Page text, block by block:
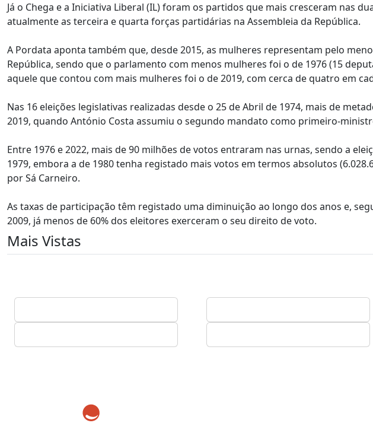
Já o Chega e a Iniciativa Liberal (IL) foram os partidos que mais cresceram nas
atualmente as terceira e quarta forças partidárias na Assembleia da República.
A Pordata aponta também que, desde 2015, as mulheres representam pelo
República, sendo que o parlamento com menos mulheres foi o de 1976 (15
aquele que contou com mais mulheres foi o de 2019, com cerca de quatro em
Nas 16 eleições legislativas realizadas desde o 25 de Abril de 1974, mais de
2019, quando António Costa assumiu o segundo mandato como primeiro-
Entre 1976 e 2022, mais de 90 milhões de votos entraram nas urnas, sendo a
1979, embora a de 1980 tenha registado mais votos em termos absolutos
por Sá Carneiro.
As taxas de participação têm registado uma diminuição ao longo dos anos e,
2009, já menos de 60% dos eleitores exerceram o seu direito de voto.
Mais Vistas